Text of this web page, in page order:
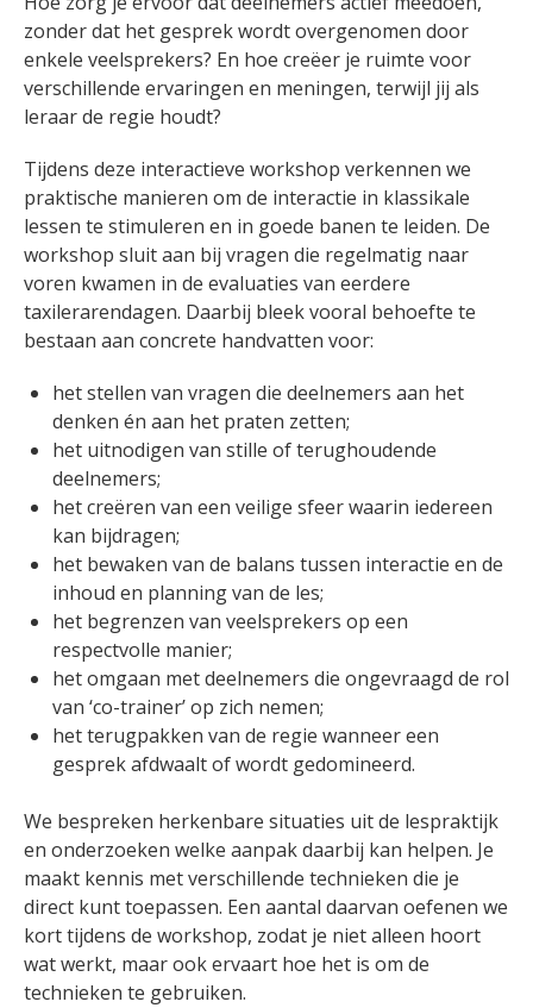
zonder dat het gesprek wordt overgenomen door
enkele veelsprekers? En hoe creëer je ruimte voor
verschillende ervaringen en meningen, terwijl jij als
leraar de regie houdt?
Tijdens deze interactieve workshop verkennen we
praktische manieren om de interactie in klassikale
lessen te stimuleren en in goede banen te leiden. De
workshop sluit aan bij vragen die regelmatig naar
voren kwamen in de evaluaties van eerdere
taxilerarendagen. Daarbij bleek vooral behoefte te
bestaan aan concrete handvatten voor:
het stellen van vragen die deelnemers aan het
denken én aan het praten zetten;
het uitnodigen van stille of terughoudende
deelnemers;
het creëren van een veilige sfeer waarin iedereen
kan bijdragen;
het bewaken van de balans tussen interactie en de
inhoud en planning van de les;
het begrenzen van veelsprekers op een
respectvolle manier;
het omgaan met deelnemers die ongevraagd de rol
van ‘co-trainer’ op zich nemen;
het terugpakken van de regie wanneer een
gesprek afdwaalt of wordt gedomineerd.
We bespreken herkenbare situaties uit de lespraktijk
en onderzoeken welke aanpak daarbij kan helpen. Je
maakt kennis met verschillende technieken die je
direct kunt toepassen. Een aantal daarvan oefenen we
kort tijdens de workshop, zodat je niet alleen hoort
wat werkt, maar ook ervaart hoe het is om de
technieken te gebruiken.